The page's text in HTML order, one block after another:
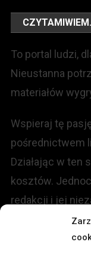
To portal ludzi,
Nieustanna
materiałów
Wspieraj tę
pośrednictwem
Działając w ten
kosztów.
redakcji i jej